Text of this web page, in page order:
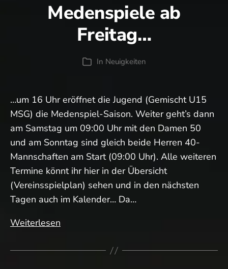
Samstag
Medenspiele ab
Freitag…
Kategorien
In Neuigkeiten
…um 16 Uhr eröffnet die Jugend (Gemischt U15
MSG) die Medenspiel-Saison. Weiter geht’s dann
am Samstag um 09:00 Uhr mit den Damen 50
und am Sonntag sind gleich beide Herren 40-
Mannschaften am Start (09:00 Uhr). Alle weiteren
Termine könnt ihr hier in der Übersicht
(Vereinsspielplan) sehen und in den nächsten
Tagen auch im Kalender… Da…
Weiterlesen
Freitag…